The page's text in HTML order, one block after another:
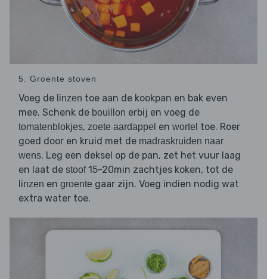
5. Groente stoven
Voeg de linzen toe aan de kookpan en bak even
mee. Schenk de bouillon erbij en voeg de
tomatenblokjes, zoete aardappel en wortel toe. Roer
goed door en kruid met de madraskruiden naar
wens. Leg een deksel op de pan, zet het vuur laag
en laat de stoof15-20min zachtjes koken, tot de
linzen en groente gaar zijn. Voeg indien nodig wat
extra water toe.